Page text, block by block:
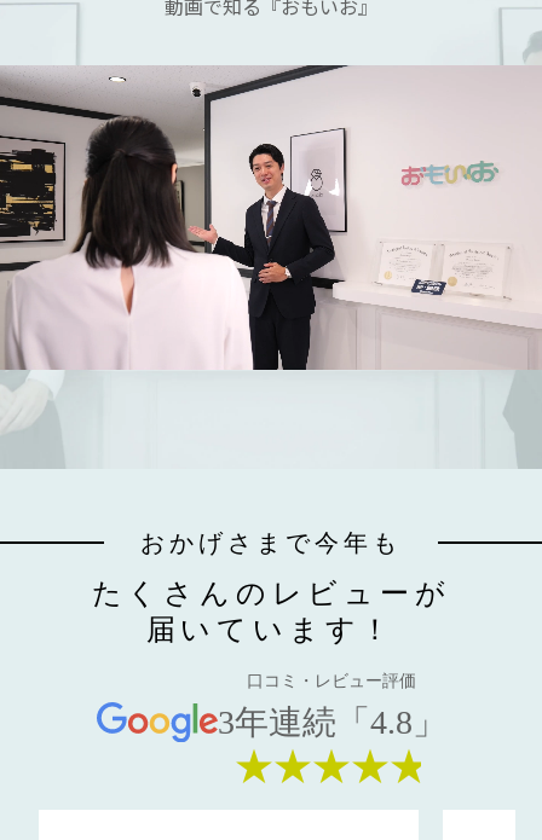
おかげさまで今年も
たくさんのレビューが
届いています！
口コミ・レビュー評価
3年連続「4.8」
★★★★★